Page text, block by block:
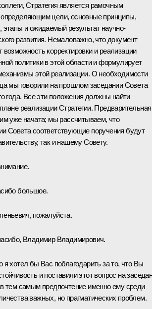
Стратегия является рамочным
цели, основные принципы,
этапы и ожидаемый результат научно-
развития. Немаловажно, что документ
возможность корректировки и реализации
политики в этой области и формулирует
этой реализации. О необходимости
мы говорили на прошлом заседании Совета
года. Все эти положения должны найти
реализации Стратегии. Предварительная
уже начата; мы рассчитываем, что
Совета соответствующие поручения будут
так и нашему Совету.
большое.
пожалуйста.
Владимир Владимирович.
я хотел бы Вас поблагодарить за то, что Вы
и поставили этот вопрос на
тем самым предпочтение именно ему среди
важных, но прагматических проблем.